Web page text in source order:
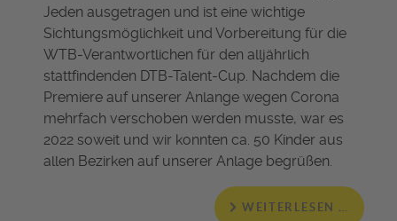
Jeden ausgetragen und ist eine wichtige
Sichtungsmöglichkeit und Vorbereitung für die
WTB-Verantwortlichen für den alljährlich
stattfindenden DTB-Talent-Cup. Nachdem die
Premiere auf unserer Anlange wegen Corona
mehrfach verschoben werden musste, war es
2022 soweit und wir konnten ca. 50 Kinder aus
allen Bezirken auf unserer Anlage begrüßen.
WEITERLESEN …